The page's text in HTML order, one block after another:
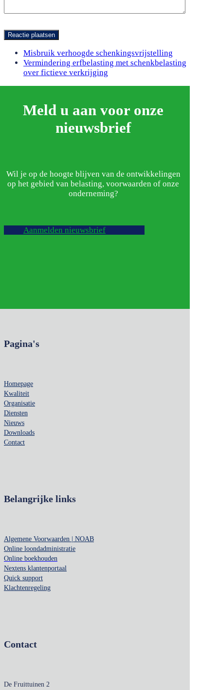
previous
post:
Misbruik verhoogde schenkingsvrijstelling
next
post:
Vermindering erfbelasting met schenkbelasting
over fictieve verkrijging
Meld u aan voor onze
nieuwsbrief
Wil je op de hoogte blijven van de ontwikkelingen
op het gebied van belasting, voorwaarden of onze
onderneming?
Aanmelden nieuwsbrief
Pagina's
Homepage
Kwaliteit
Organisatie
Diensten
Nieuws
Downloads
Contact
Belangrijke links
Algemene Voorwaarden | NOAB
Online loondadministratie
Online boekhouden
Nextens klantenportaal
Quick support
Klachtenregeling
Contact
De Fruittuinen 2